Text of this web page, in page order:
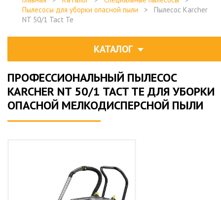
Пылесосы для уборки опасной пыли
>
Пылесос Karcher
NT 50/1 Tact Te
КАТАЛОГ
ПРОФЕССИОНАЛЬНЫЙ ПЫЛЕСОС
KARCHER NT 50/1 TACT TE ДЛЯ УБОРКИ
ОПАСНОЙ МЕЛКОДИСПЕРСНОЙ ПЫЛИ